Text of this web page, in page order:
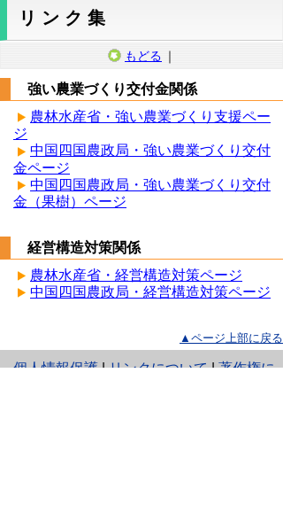
リンク集
もどる ｜
強い農業づくり交付金関係
農林水産省・強い農業づくり支援ペー
ジ
中国四国農政局・強い農業づくり交付
金ページ
中国四国農政局・強い農業づくり交付
金（果樹）ページ
経営構造対策関係
農林水産省・経営構造対策ページ
中国四国農政局・経営構造対策ページ
▲ページ上部に戻る
個人情報保護|と
リンクについて|著作権に